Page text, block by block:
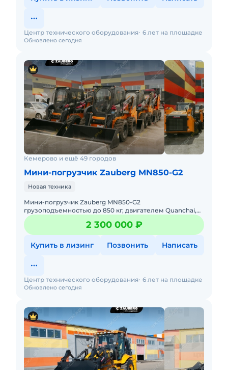
Обновлено сегодня
Центр технического оборудования 6 лет на площадке
Кемерово и ещё 49 городов
Мини-погрузчик Zauberg MN850-G2
Новая техника
Мини-погрузчик Zauberg MN850-G2
грузоподъемностью до 850 кг, двигателем Quanchai,
49.9 л.с. В наличии на складах РФ. Действующее ЭПСМ,
все налоги и сборы уп2 300 000 ₽
Купить в лизинг Позвонить Написать
Обновлено сегодня
Центр технического оборудования 6 лет на площадке